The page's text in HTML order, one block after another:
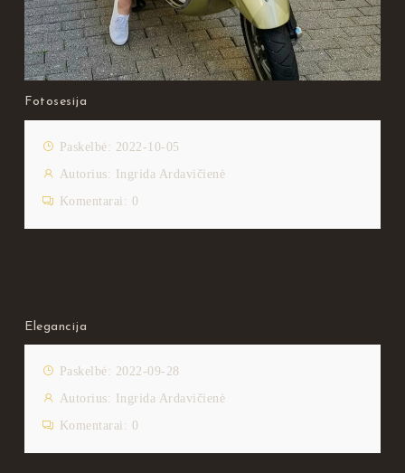
Fotosesija
Paskelbė: 2022-10-05
Autorius: Ingrida Ardavičienė
Komentarai: 0
Elegancija
Paskelbė: 2022-09-28
Autorius: Ingrida Ardavičienė
Komentarai: 0